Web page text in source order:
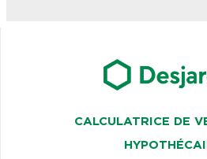
CALCULATRICE DE